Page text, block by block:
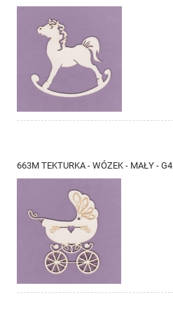
663M TEKTURKA - WÓZEK - MAŁY - G4